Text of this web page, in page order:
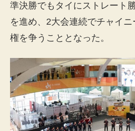
準決勝でもタイにストレート
を進め、2大会連続でチャイ
権を争うこととなった。